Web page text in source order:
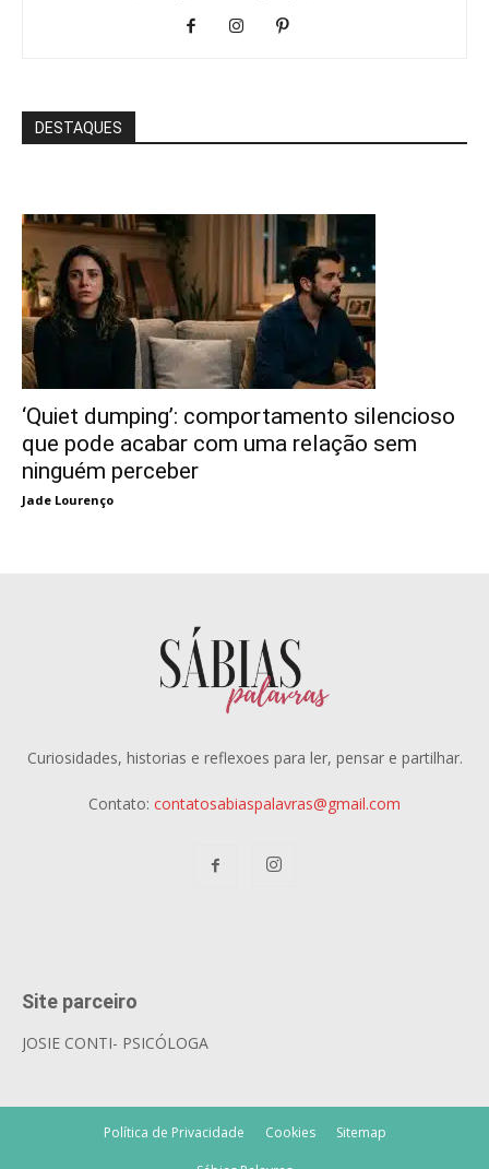
DESTAQUES
‘Quiet dumping’: comportamento silencioso
que pode acabar com uma relação sem
ninguém perceber
Jade Lourenço
Curiosidades, historias e reflexoes para ler, pensar e partilhar.
Contato: contatosabiaspalavras@gmail.com
Site parceiro
JOSIE CONTI- PSICÓLOGA
Política de Privacidade Cookies Sitemap